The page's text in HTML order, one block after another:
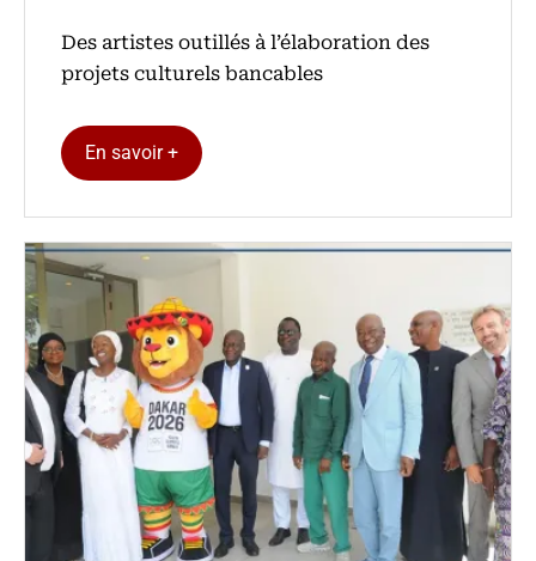
Des artistes outillés à l’élaboration des
projets culturels bancables
En savoir +